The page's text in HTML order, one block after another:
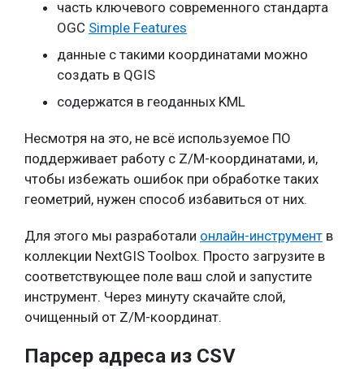
часть ключевого современного стандарта
OGC Simple Features
данные с такими координатами можно
создать в QGIS
содержатся в геоданных KML
Несмотря на это, не всё используемое ПО
поддерживает работу с Z/M-координатами, и,
чтобы избежать ошибок при обработке таких
геометрий, нужен способ избавиться от них.
Для этого мы разработали онлайн-инструмент в
коллекции NextGIS Toolbox. Просто загрузите в
соответствующее поле ваш слой и запустите
инструмент. Через минуту скачайте слой,
очищенный от Z/M-координат.
Парсер адреса из CSV